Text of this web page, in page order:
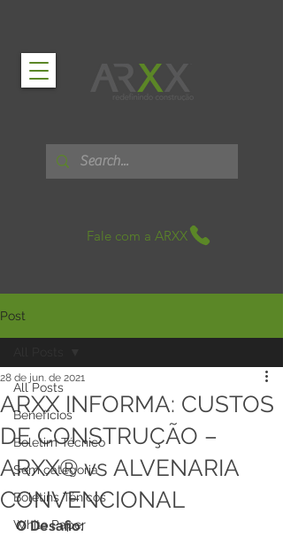
Fale com a ARXX
Post
All Posts
Benefícios
Boletim Técnico
Sem categoria
Boletins Ténicos
White Paper
ARXX INFORMA: CUSTOS
DE CONSTRUÇÃO –
ARXX® vs ALVENARIA
CONVENCIONAL
28 de jun. de 2021
O Desafio: